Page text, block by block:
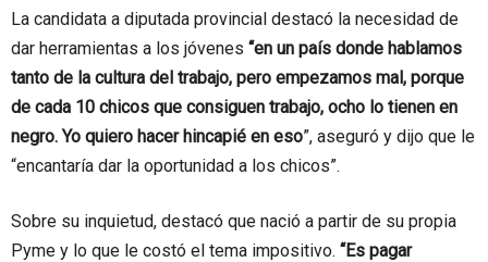
La candidata a diputada provincial destacó la necesidad de
dar herramientas a los jóvenes “en un país donde hablamos
tanto de la cultura del trabajo, pero empezamos mal, porque
de cada 10 chicos que consiguen trabajo, ocho lo tienen en
negro. Yo quiero hacer hincapié en eso”, aseguró y dijo que le
“encantaría dar la oportunidad a los chicos”.
Sobre su inquietud, destacó que nació a partir de su propia
Pyme y lo que le costó el tema impositivo. “Es pagar